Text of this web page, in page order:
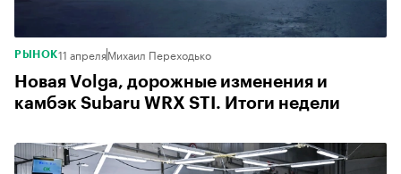
РЫНОК11 апреляМихаил Переходько
Новая Volga, дорожные изменения и
камбэк Subaru WRX STI. Итоги недели